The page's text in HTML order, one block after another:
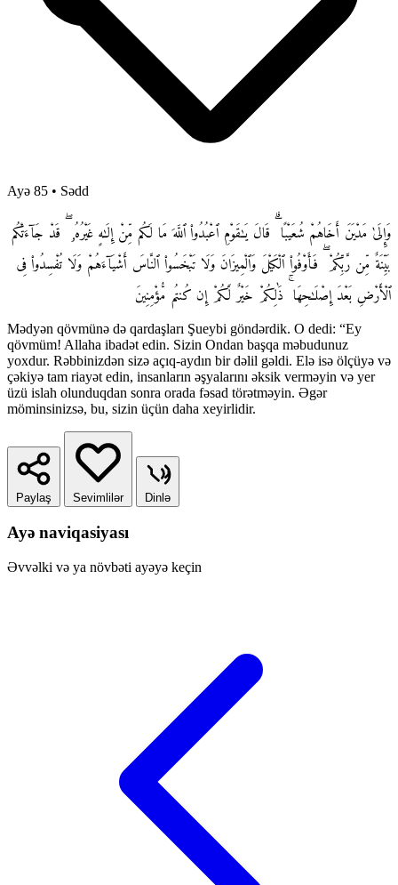
Ayə 85 • Sədd
وَإِلَىٰ مَدْيَنَ أَخَاهُمْ شُعَيْبًا ۗ قَالَ يَـٰقَوْمِ ٱعْبُدُوا۟ ٱللَّهَ مَا لَكُم مِّنْ إِلَـٰهٍ غَيْرُهُۥ ۖ قَدْ جَآءَتْكُم
بَيِّنَةٌ مِّن رَّبِّكُمْ ۖ فَأَوْفُوا۟ ٱلْكَيْلَ وَٱلْمِيزَانَ وَلَا تَبْخَسُوا۟ ٱلنَّاسَ أَشْيَآءَهُمْ وَلَا تُفْسِدُوا۟ فِى
ٱلْأَرْضِ بَعْدَ إِصْلَـٰحِهَا ۚ ذَٰلِكُمْ خَيْرٌ لَّكُمْ إِن كُنتُم مُّؤْمِنِينَ
Mədyən qövmünə də qardaşları Şueybi göndərdik. O dedi: “Ey
qövmüm! Allaha ibadət edin. Sizin Ondan başqa məbudunuz
yoxdur. Rəbbinizdən sizə açıq-aydın bir dəlil gəldi. Elə isə ölçüyə və
çəkiyə tam riayət edin, insanların əşyalarını əksik verməyin və yer
üzü islah olunduqdan sonra orada fəsad törətməyin. Əgər
möminsinizsə, bu, sizin üçün daha xeyirlidir.
Paylaş Sevimlilər Dinlə
Ayə naviqasiyası
Əvvəlki və ya növbəti ayəyə keçin